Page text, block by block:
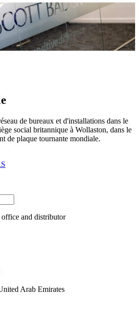
de bureaux et d'installations dans le
social britannique à Wollaston, dans le
de plaque tournante mondiale.
and distributor
Arab Emirates